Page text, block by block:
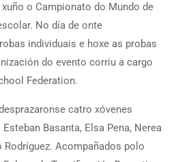
o Campionato do Mundo de
No día de onte
individuais e hoxe as probas
do evento corriu a cargo
Federation.
catro xóvenes
Basanta, Elsa Pena, Nerea
Rodríguez. Acompañados polo